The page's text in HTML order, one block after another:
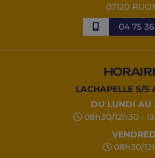
07120
04 75
LACHAPELLE S/S
DU LUNDI AU
08h30/12h30 -
08h30/